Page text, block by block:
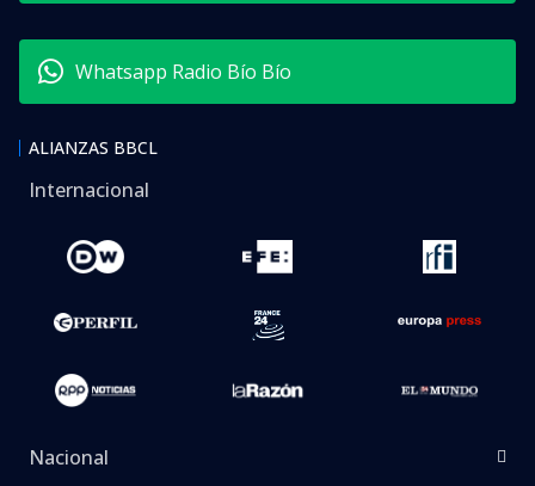
Whatsapp Radio Bío Bío
ALIANZAS BBCL
Internacional
Nacional